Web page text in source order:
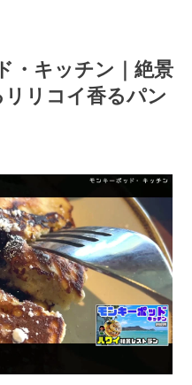
・キッチン｜絶景
リコイ香るパン